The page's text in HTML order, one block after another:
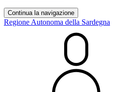
Continua la navigazione
Regione Autonoma della Sardegna